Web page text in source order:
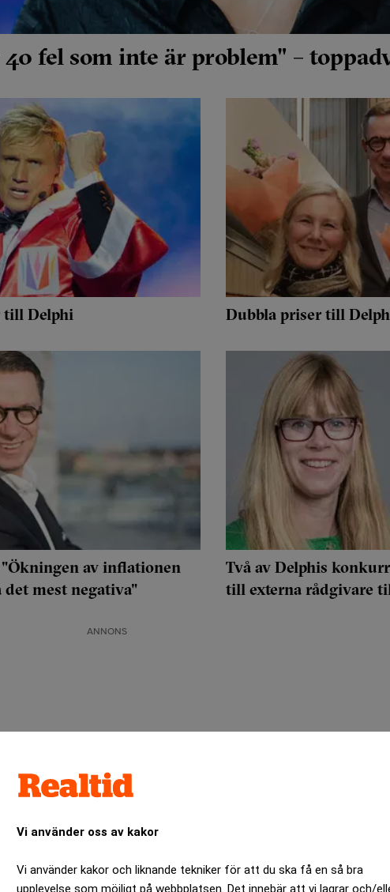
Vi använder oss av kakor
Vi använder kakor och liknande tekniker för att du ska få en så bra
upplevelse som möjligt på webbplatsen. Det innebär att vi lagrar och/
fel som inte är problem" –
till Delphi Dubbla priser till
"Ökningen av inflationen
mest negativa"
Två av Delphis
till externa rådgivare
ANNONS